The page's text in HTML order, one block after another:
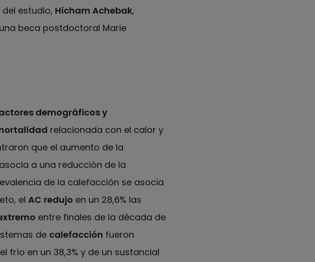
estudio, Hicham Achebak,
beca postdoctoral Marie
demográficos y
relacionada con el calor y
que el aumento de la
a una reducción de la
de la calefacción se asocia
el AC redujo en un 28,6% las
entre finales de la década de
de calefacción fueron
frío en un 38,3% y de un sustancial